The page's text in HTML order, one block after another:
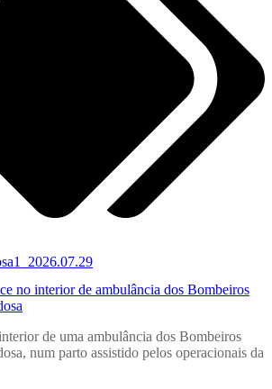
no interior de ambulância dos Bombeiros
de uma ambulância dos Bombeiros
num parto assistido pelos operacionais da